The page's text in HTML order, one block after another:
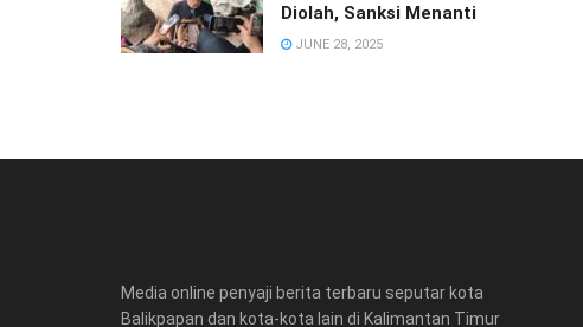
Diolah, Sanksi Menanti
JUNE 28, 2025
Media online penyaji berita terbaru seputar kota
Balikpapan dan kota-kota lain di Kalimantan Timur